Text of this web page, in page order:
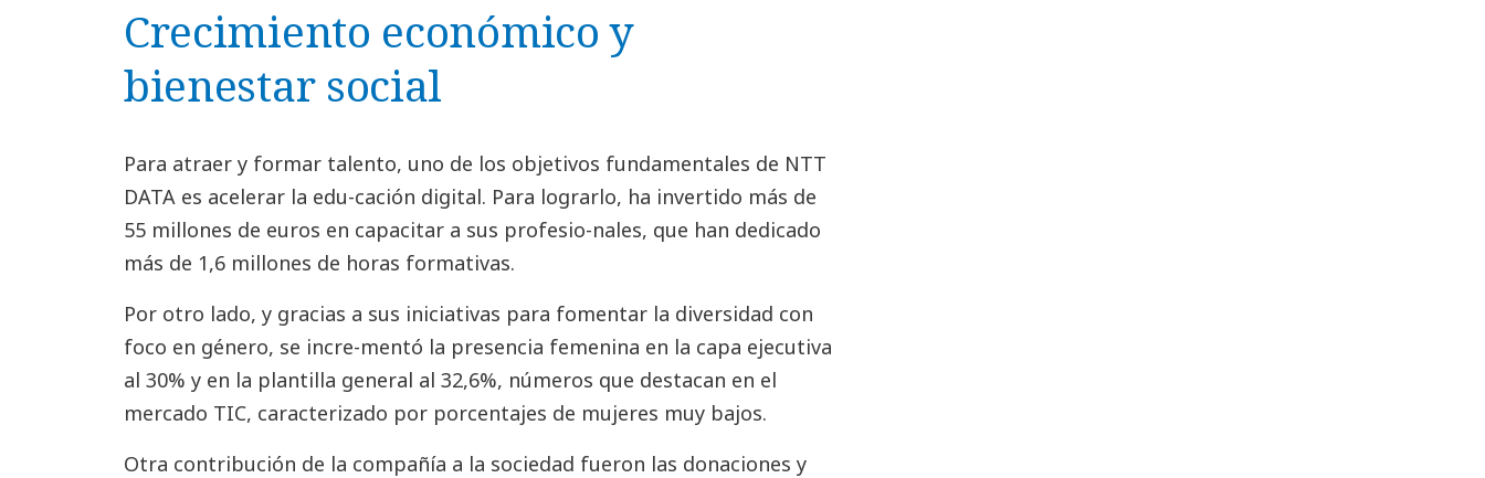
Crecimiento económico y
bienestar social
Para atraer y formar talento, uno de los objetivos fundamentales de NTT
DATA es acelerar la edu-cación digital. Para lograrlo, ha invertido más de
55 millones de euros en capacitar a sus profesio-nales, que han dedicado
más de 1,6 millones de horas formativas.
Por otro lado, y gracias a sus iniciativas para fomentar la diversidad con
foco en género, se incre-mentó la presencia femenina en la capa ejecutiva
al 30% y en la plantilla general al 32,6%, números que destacan en el
mercado TIC, caracterizado por porcentajes de mujeres muy bajos.
Otra contribución de la compañía a la sociedad fueron las donaciones y